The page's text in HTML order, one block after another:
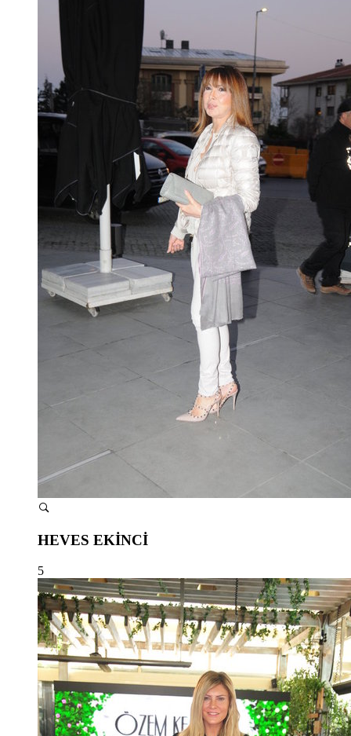
HEVES EKİNCİ
5